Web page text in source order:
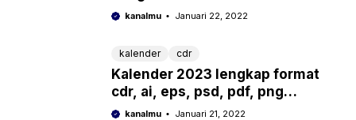
kanalmu Januari 22, 2022
kalender cdr
Kalender 2023 lengkap format
cdr, ai, eps, psd, pdf, png
download gratis
kanalmu Januari 21, 2022